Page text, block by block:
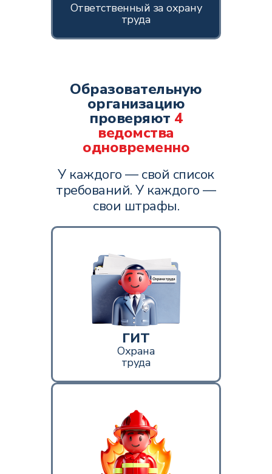
Ответственный за охрану
труда
Образовательную
организацию
проверяют 4
ведомства
одновременно
У каждого — свой список
требований. У каждого —
свои штрафы.
ГИТ
Охрана
труда